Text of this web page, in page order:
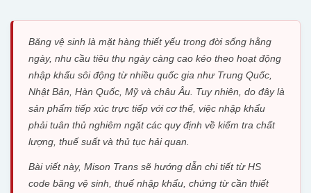
Băng vệ sinh là mặt hàng thiết yếu trong đời sống hằng
ngày, nhu cầu tiêu thụ ngày càng cao kéo theo hoạt động
nhập khẩu sôi động từ nhiều quốc gia như Trung Quốc,
Nhật Bản, Hàn Quốc, Mỹ và châu Âu. Tuy nhiên, do đây là
sản phẩm tiếp xúc trực tiếp với cơ thể, việc nhập khẩu
phải tuân thủ nghiêm ngặt các quy định về kiểm tra chất
lượng, thuế suất và thủ tục hải quan.
Bài viết này, Mison Trans sẽ hướng dẫn chi tiết từ HS
code băng vệ sinh, thuế nhập khẩu, chứng từ cần thiết